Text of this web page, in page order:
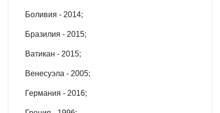
Боливия - 2014;
Бразилия - 2015;
Ватикан - 2015;
Венесуэла - 2005;
Германия - 2016;